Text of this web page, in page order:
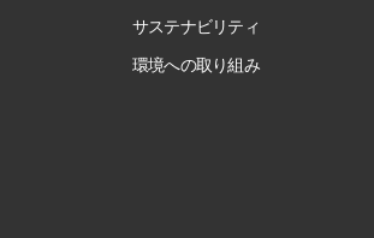
サステナビリティ
環境への取り組み